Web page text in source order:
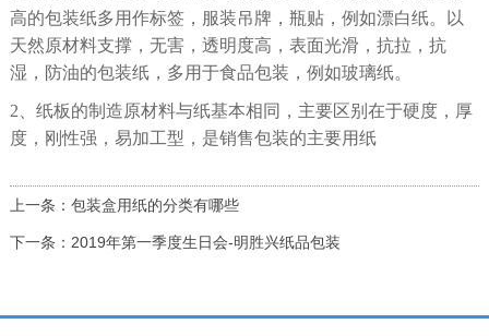
高的包装纸多用作标签，服装吊牌，瓶贴，例如漂白纸。以
天然原材料支撑，无害，透明度高，表面光滑，抗拉，抗
湿，防油的包装纸，多用于食品包装，例如玻璃纸。
2、纸板的制造原材料与纸基本相同，主要区别在于硬度，厚
度，刚性强，易加工型，是销售包装的主要用纸
上一条：包装盒用纸的分类有哪些
下一条：2019年第一季度生日会-明胜兴纸品包装